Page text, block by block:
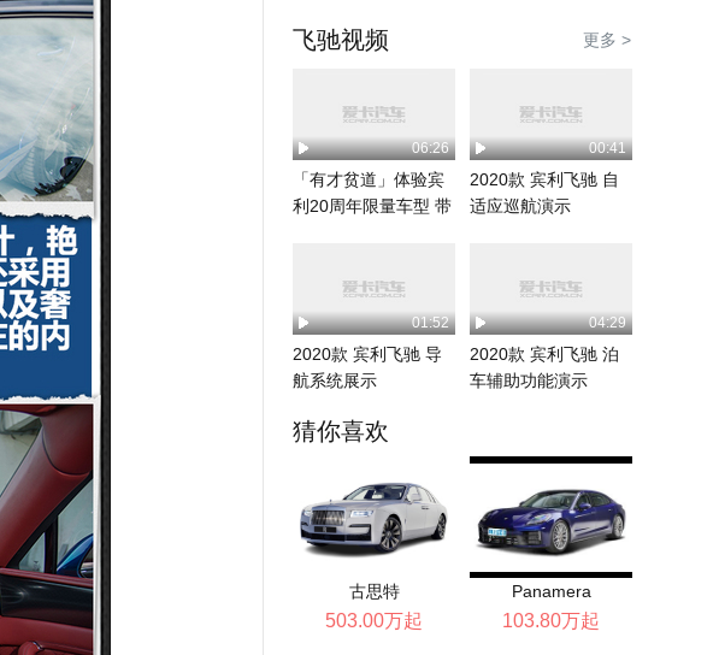
飞驰视频 更多 >
06:26
「有才贫道」体验宾
利20周年限量车型 带
00:41
2020款 宾利飞驰 自
适应巡航演示
01:52
2020款 宾利飞驰 导
航系统展示
04:29
2020款 宾利飞驰 泊
车辅助功能演示
猜你喜欢
古思特
503.00万起
Panamera
103.80万起